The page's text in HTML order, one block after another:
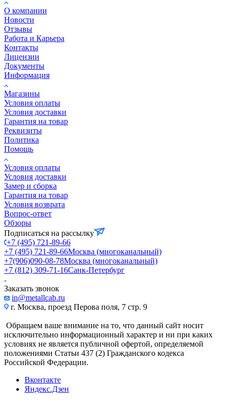
О компании
Новости
Отзывы
Работа и Карьера
Контакты
Лицензии
Документы
Информация
Магазины
Условия оплаты
Условия доставки
Гарантия на товар
Реквизиты
Политика
Помощь
Условия оплаты
Условия доставки
Замер и сборка
Гарантия на товар
Условия возврата
Вопрос-ответ
Обзоры
Подписаться на рассылку
+7 (495) 721-89-66
+7 (495) 721-89-66Москва (многоканальный)
+7(906)090-08-78Москва (многоканальный)
+7 (812) 309-71-16Санк-Петербург
Заказать звонок
in@metallcab.ru
г. Москва, проезд Перова поля, 7 стр. 9
Обращаем ваше внимание на то, что данный сайт носит
исключительно информационный характер и ни при каких
условиях не является публичной офертой, определяемой
положениями Статьи 437 (2) Гражданского кодекса
Российской Федерации.
Вконтакте
Яндекс.Дзен